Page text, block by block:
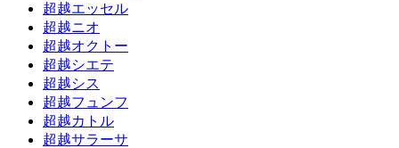
超越エッセル
超越ニオ
超越オクトー
超越シエテ
超越シス
超越フュンフ
超越カトル
超越サラーサ